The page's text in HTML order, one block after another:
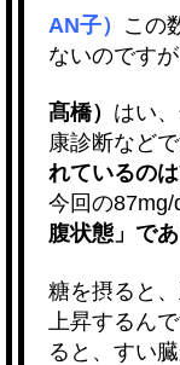
AN子） この
ないのですが
髙橋） はい
康診断など
れているの
今回の87mg/
腹状態」で
糖を摂ると
上昇するん
ると、すい